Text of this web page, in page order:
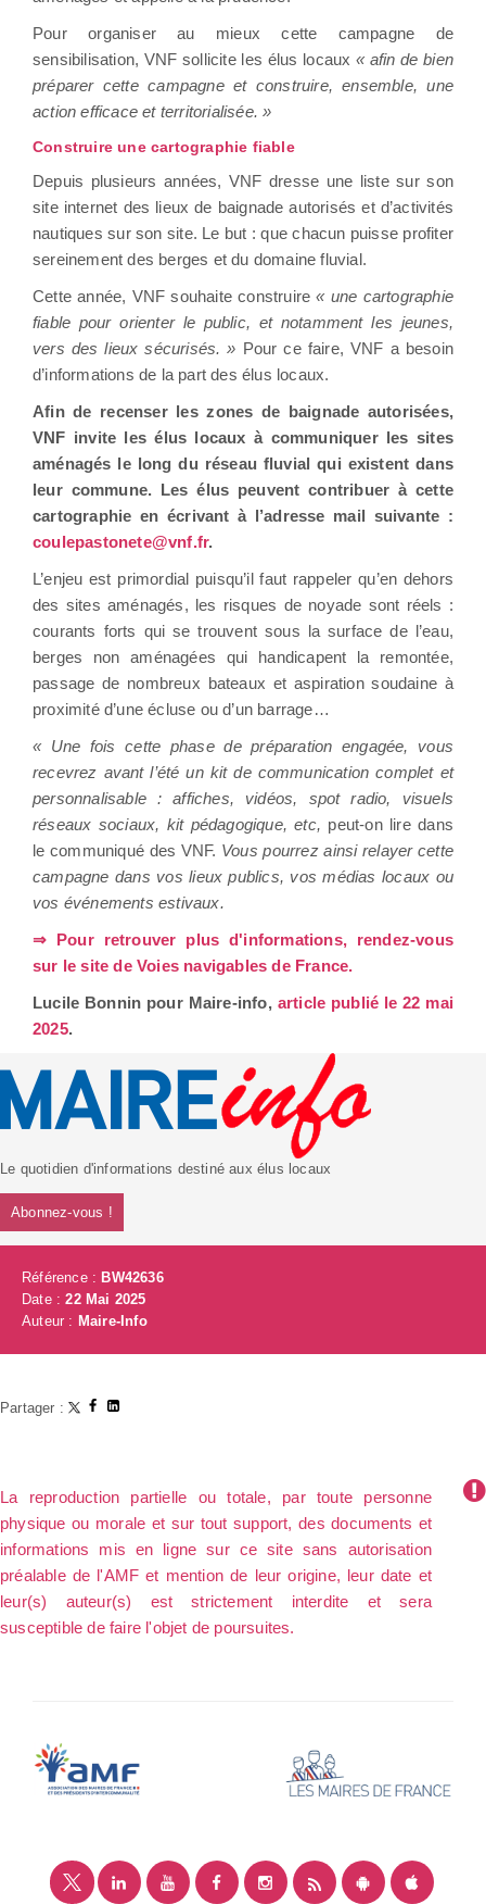
Pour organiser au mieux cette campagne de
sensibilisation, VNF sollicite les élus locaux « afin de bien
préparer cette campagne et construire, ensemble, une
action efficace et territorialisée. »
Construire une cartographie fiable
Depuis plusieurs années, VNF dresse une liste sur son
site internet des lieux de baignade autorisés et d’activités
nautiques sur son site. Le but : que chacun puisse profiter
sereinement des berges et du domaine fluvial.
Cette année, VNF souhaite construire« une cartographie
fiable pour orienter le public, et notamment les jeunes,
vers des lieux sécurisés. » Pour ce faire, VNF a besoin
d’informations de la part des élus locaux.
Afin de recenser les zones de baignade autorisées,
VNF invite les élus locaux à communiquer les sites
aménagés le long du réseau fluvial qui existent dans
leur commune. Les élus peuvent contribuer à cette
cartographie en écrivant à l’adresse mail suivante :
coulepastonete@vnf.fr.
L’enjeu est primordial puisqu’il faut rappeler qu’en dehors
des sites aménagés, les risques de noyade sont réels :
courants forts qui se trouvent sous la surface de l’eau,
berges non aménagées qui handicapent la remontée,
passage de nombreux bateaux et aspiration soudaine à
proximité d’une écluse ou d’un barrage…
« Une fois cette phase de préparation engagée, vous
recevrez avant l’été un kit de communication complet et
personnalisable : affiches, vidéos, spot radio, visuels
réseaux sociaux, kit pédagogique, etc, peut-on lire dans
le communiqué des VNF. Vous pourrez ainsi relayer cette
campagne dans vos lieux publics, vos médias locaux ou
vos événements estivaux.
⇒ Pour retrouver plus d'informations, rendez-vous
sur le site de Voies navigables de France.
Lucile Bonnin pour Maire-info, article publié le 22 mai
2025.
Le quotidien d'informations destiné aux élus locaux
Abonnez-vous !
Référence : BW42636
Date :22 Mai 2025
Auteur : Maire-Info
Partager :
La reproduction partielle ou totale, par toute personne
physique ou morale et sur tout support, des documents et
informations mis en ligne sur ce site sans autorisation
préalable de l'AMF et mention de leur origine, leur date et
leur(s) auteur(s) est strictement interdite et sera
susceptible de faire l'objet de poursuites.